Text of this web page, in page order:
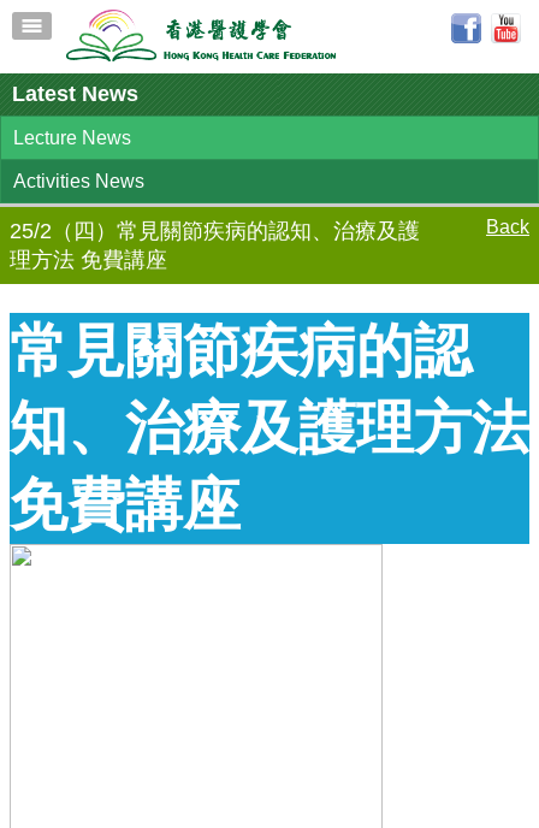
Latest News
Lecture News
Activities News
25/2（四）常見關節疾病的認知、治療及護
理方法 免費講座
Back
常見關節疾病的認
知、治療及護理方法
免費講座